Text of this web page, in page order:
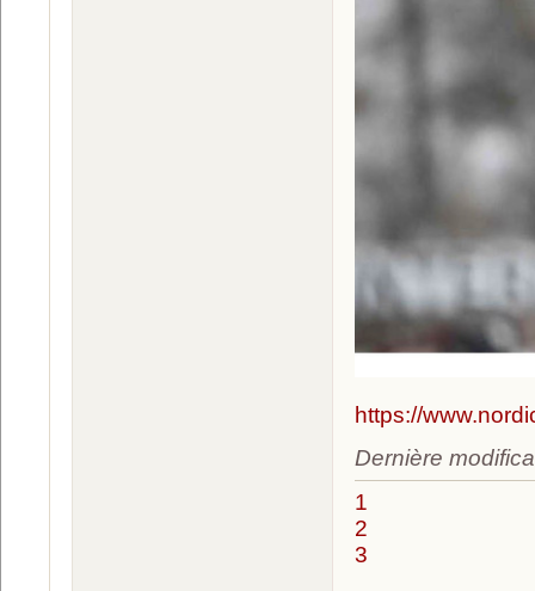
https://
Dernière
1
2
3